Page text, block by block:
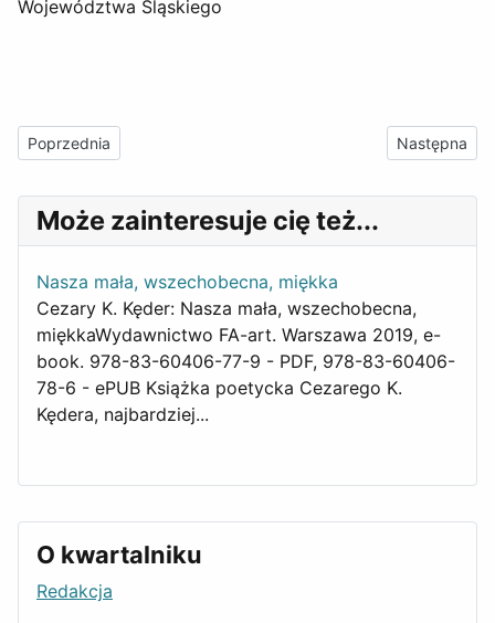
O kwartalniku
Redakcja
Województwa Śląskiego
Poprzednia strona: kwartalnik „FA-art” nr 4 (106) 2016
Poprzednia Następna
Następna
Może zainteresuje cię też...
Nasza mała, wszechobecna, miękka
Cezary K. Kęder: Nasza mała, wszechobecna,
miękkaWydawnictwo FA-art. Warszawa 2019, e-
book. 978-83-60406-77-9 - PDF, 978-83-60406-
78-6 - ePUB Książka poetycka Cezarego K.
Kędera, najbardziej...